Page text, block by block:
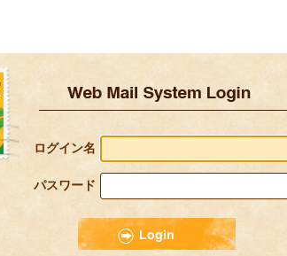
ログイン名
パスワード